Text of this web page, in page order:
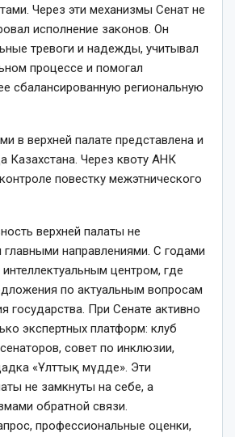
Через эти механизмы Сенат не
исполнение законов. Он
тревоги и надеж­ды, учитывал
процессе и помогал
сбалансированную региональную
в верх­ней палате представлена и
Казахстана. Через квоту АНК
повестку межэтнического
верх­ней палаты не
главными направлениями. С годами
центром, где
по актуальным вопросам
государства. При Сенате активно
экспертных платформ: клуб
совет по инклюзии,
«Ұлттық мүдде». Эти
не замкнуты на себе, а
обратной связи.
профессиональные оценки,